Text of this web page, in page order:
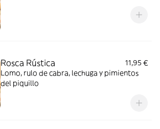
Rosca Rústica
11,95 €
Lomo, rulo de cabra, lechuga y pimientos
del piquillo